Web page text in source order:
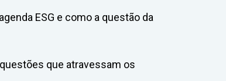
ESG e como a questão da
que atravessam os